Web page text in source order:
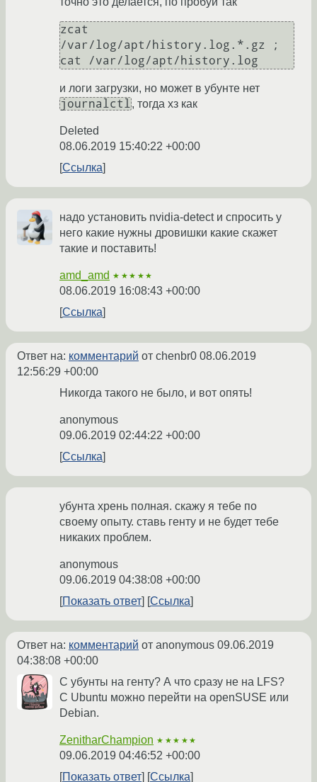
zcat
/var/log/apt/history.log.*.gz ;
cat /var/log/apt/history.log
и логи загрузки, но может в убунте нет
journalctl, тогда хз как
Deleted
08.06.2019 15:40:22 +00:00
Ссылка
надо установить nvidia-detect и спросить у
него какие нужны дровишки какие скажет
такие и поставить!
amd_amd ★★★★★
08.06.2019 16:08:43 +00:00
Ссылка
Ответ на: комментарий от chenbr0 08.06.2019
12:56:29 +00:00
Никогда такого не было, и вот опять!
anonymous
09.06.2019 02:44:22 +00:00
Ссылка
убунта хрень полная. скажу я тебе по
своему опыту. ставь генту и не будет тебе
никаких проблем.
anonymous
09.06.2019 04:38:08 +00:00
Показать ответ
Ссылка
Ответ на: комментарий от anonymous 09.06.2019
04:38:08 +00:00
С убунты на генту? А что сразу не на LFS?
С Ubuntu можно перейти на openSUSE или
Debian.
ZenitharChampion ★★★★★
09.06.2019 04:46:52 +00:00
Показать ответ
Ссылка